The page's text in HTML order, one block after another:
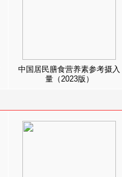
中国居民膳食营养素参考摄入
量（2023版）